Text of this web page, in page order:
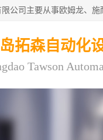
公司主要从事欧姆龙、
拓森自动化
Tawson